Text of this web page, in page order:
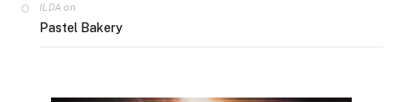
ILDA on
Pastel Bakery